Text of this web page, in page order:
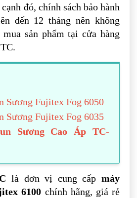
đó, chính sách bảo hành
đến 12 tháng nên không
sản phẩm tại cửa hàng
Sương Fujitex Fog 6050
Sương Fujitex Fog 6035
Sương Cao Áp TC-
là đơn vị cung cấp máy
6100 chính hãng, giá rẻ